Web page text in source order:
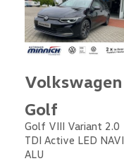
Volkswagen
Golf
Golf VIII Variant 2.0
TDI Active LED NAVI
ALU